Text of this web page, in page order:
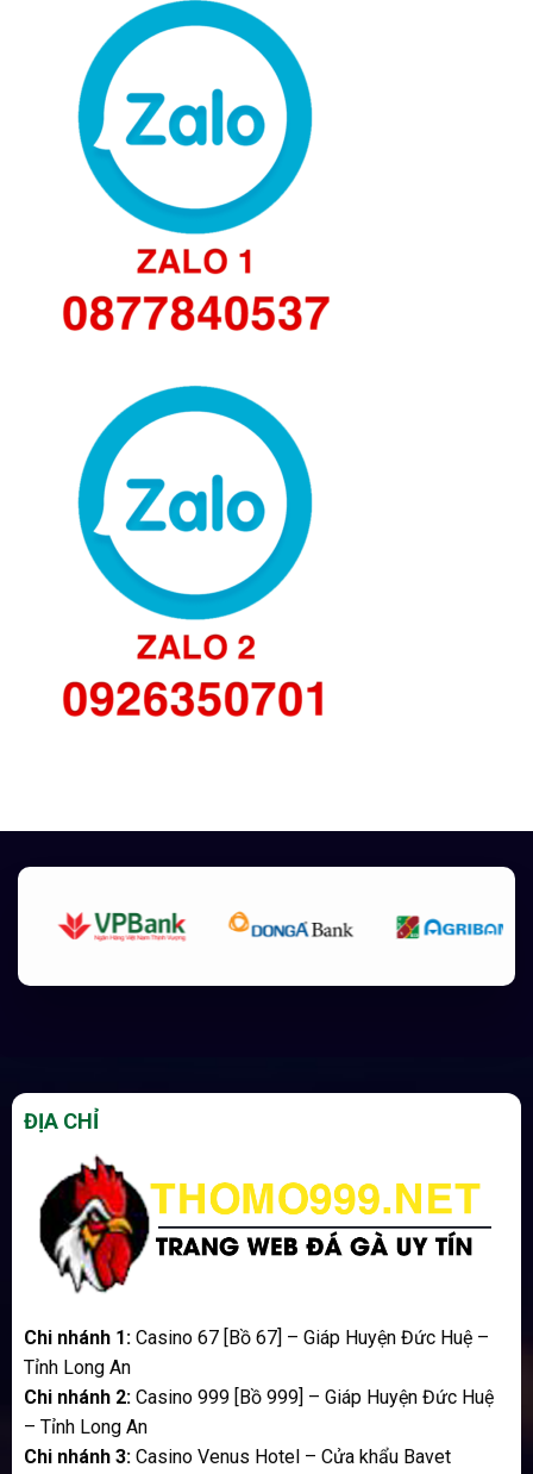
ĐỊA CHỈ
Chi nhánh 1:Casino 67 [Bồ 67] – Giáp Huyện Đức Huệ –
Tỉnh Long An
Chi nhánh 2:Casino 999 [Bồ 999] – Giáp Huyện Đức Huệ
– Tỉnh Long An
Chi nhánh 3:Casino Venus Hotel – Cửa khẩu Bavet